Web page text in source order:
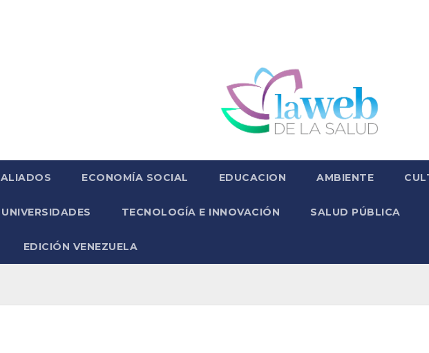
ALIADOS ECONOMÍA SOCIAL EDUCACION AMBIENTE
UNIVERSIDADES TECNOLOGÍA E INNOVACIÓN SALUD PÚBLICA
EDICIÓN VENEZUELA